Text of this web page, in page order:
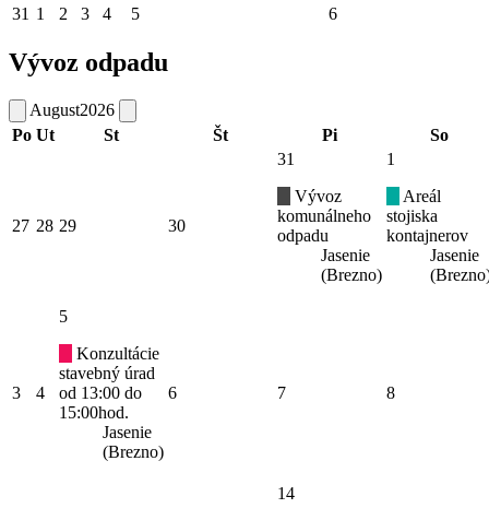
31 1 2 3 4 5 6
Vývoz odpadu
August2026
Po Ut St Št Pi So
27 28 29 30
31
Vývoz
komunálneho
odpadu
Jasenie
(Brezno)
1
Areál
stojiska
kontajnerov
Jasenie
3 4
5
Konzultácie
stavebný úrad
od 13:00 do
15:00hod.
Jasenie
(Brezno)
6 7 8
14